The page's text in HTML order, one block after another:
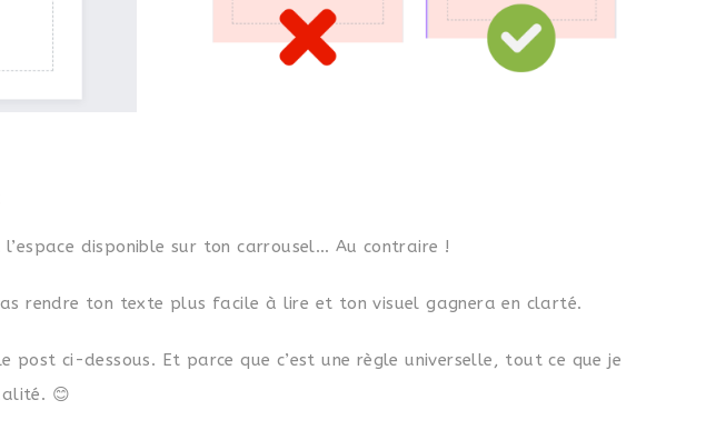
disponible sur ton carrousel… Au contraire !
rendre ton texte plus facile à lire et ton visuel gagnera en clarté.
post ci-dessous. Et parce que c’est une règle universelle, tout ce que je
😊